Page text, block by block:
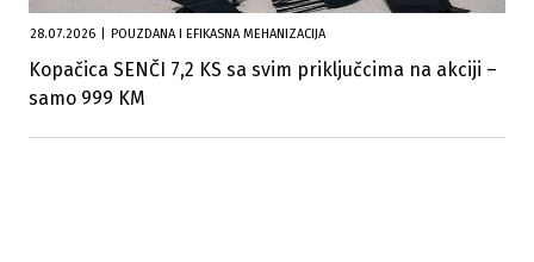
28.07.2026 POUZDANA I EFIKASNA MEHANIZACIJA
Kopačica SENČI 7,2 KS sa svim priključcima na akciji –
samo 999 KM